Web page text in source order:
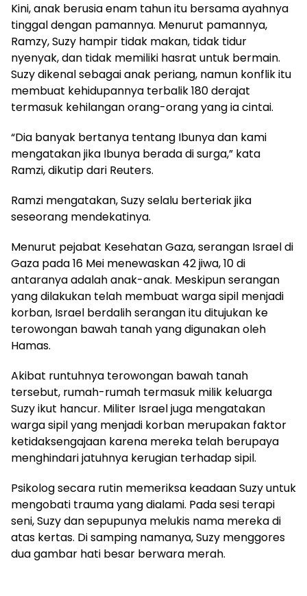
Kini, anak berusia enam tahun itu bersama ayahnya
tinggal dengan pamannya. Menurut pamannya,
Ramzy, Suzy hampir tidak makan, tidak tidur
nyenyak, dan tidak memiliki hasrat untuk bermain.
Suzy dikenal sebagai anak periang, namun konflik itu
membuat kehidupannya terbalik 180 derajat
termasuk kehilangan orang-orang yang ia cintai.
“Dia banyak bertanya tentang Ibunya dan kami
mengatakan jika Ibunya berada di surga,” kata
Ramzi, dikutip dari Reuters.
Ramzi mengatakan, Suzy selalu berteriak jika
seseorang mendekatinya.
Menurut pejabat Kesehatan Gaza, serangan Israel di
Gaza pada 16 Mei menewaskan 42 jiwa, 10 di
antaranya adalah anak-anak. Meskipun serangan
yang dilakukan telah membuat warga sipil menjadi
korban, Israel berdalih serangan itu ditujukan ke
terowongan bawah tanah yang digunakan oleh
Hamas.
Akibat runtuhnya terowongan bawah tanah
tersebut, rumah-rumah termasuk milik keluarga
Suzy ikut hancur. Militer Israel juga mengatakan
warga sipil yang menjadi korban merupakan faktor
ketidaksengajaan karena mereka telah berupaya
menghindari jatuhnya kerugian terhadap sipil.
Psikolog secara rutin memeriksa keadaan Suzy untuk
mengobati trauma yang dialami. Pada sesi terapi
seni, Suzy dan sepupunya melukis nama mereka di
atas kertas. Di samping namanya, Suzy menggores
dua gambar hati besar berwara merah.